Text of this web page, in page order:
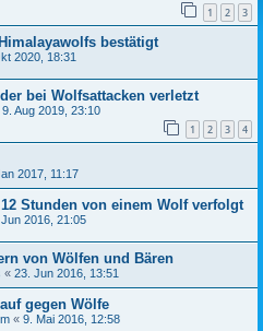
1 2 3
bestätigt
2020, 18:31
bei Wolfsattacken verletzt
9. Aug 2019, 23:10
1 2 3 4
2017, 11:17
Stunden von einem Wolf verfolgt
2016, 21:05
von Wölfen und Bären
« 23. Jun 2016, 13:51
gegen Wölfe
« 9. Mai 2016, 12:58